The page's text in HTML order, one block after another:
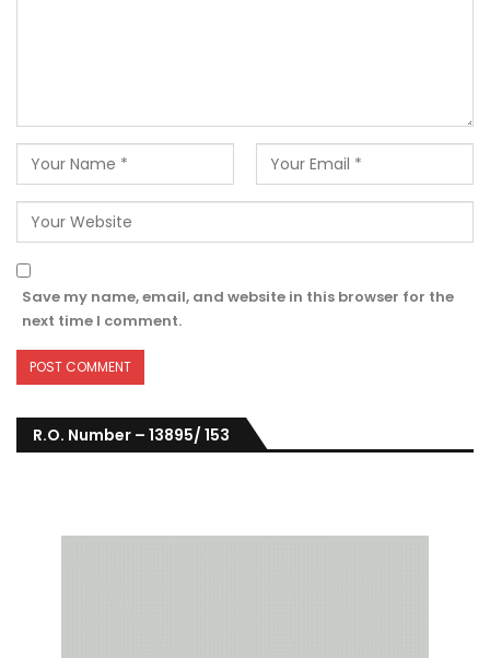
Save my name, email, and website in this browser for the
next time I comment.
R.O. Number – 13895/ 153